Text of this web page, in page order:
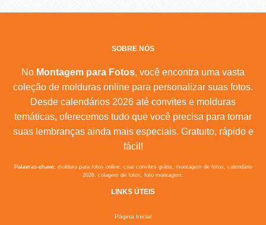
SOBRE NÓS
No Montagem para Fotos, você encontra uma vasta
coleção de molduras online para personalizar suas fotos.
Desde calendários 2026 até convites e molduras
temáticas, oferecemos tudo que você precisa para tornar
suas lembranças ainda mais especiais. Gratuito, rápido e
fácil!
Palavras-chave:moldura para fotos online, criar convites grátis, montagem de fotos, calendário
2026, colagem de fotos, foto montagem.
LINKS ÚTEIS
Página Inicial